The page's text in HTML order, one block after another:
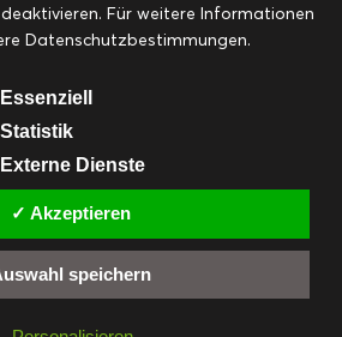
Kategorie Ostern Resteküche
SliderStartseite
& Vorspeisen
Salate & Suppen
& Events
PINTEREST
EMAIL
Für weitere Informationen
Datenschutzbestimmungen.
Essenziell
Statistik
Externe Dienste
✓ Akzeptieren
speichern